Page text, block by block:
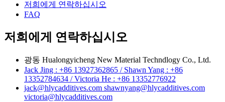
저희에게 연락하십시오
FAQ
저희에게 연락하십시오
광동 Hualongyicheng New Material Techndlogy Co., Ltd.
Jack Jing : +86 13927362865 / Shawn Yang : +86
13352784634 / Victoria He : +86 13352776922
jack@hlycadditives.com shawnyang@hlycadditives.com
victoria@hlycadditives.com